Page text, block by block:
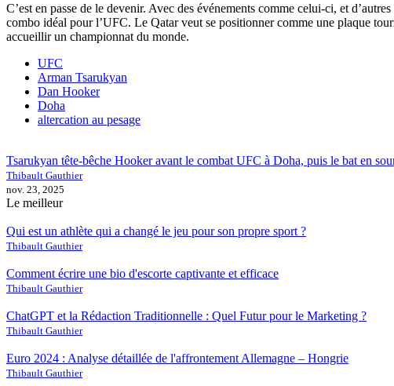
C’est en passe de le devenir. Avec des événements comme celui-ci, et
combo idéal pour l’UFC. Le Qatar veut se positionner comme une plaque
accueillir un championnat du monde.
UFC
Arman Tsarukyan
Dan Hooker
Doha
altercation au pesage
Tsarukyan tête-bêche Hooker avant le combat UFC à Doha, puis le bat en
Thibault Gauthier
nov. 23, 2025
Le meilleur
Qui est un athlète qui a changé le jeu pour son propre sport ?
Thibault Gauthier
Comment écrire une bio d'escorte captivante et efficace
Thibault Gauthier
ChatGPT et la Rédaction Traditionnelle : Quel Futur pour le Marketing ?
Thibault Gauthier
Euro 2024 : Analyse détaillée de l'affrontement Allemagne – Hongrie
Thibault Gauthier